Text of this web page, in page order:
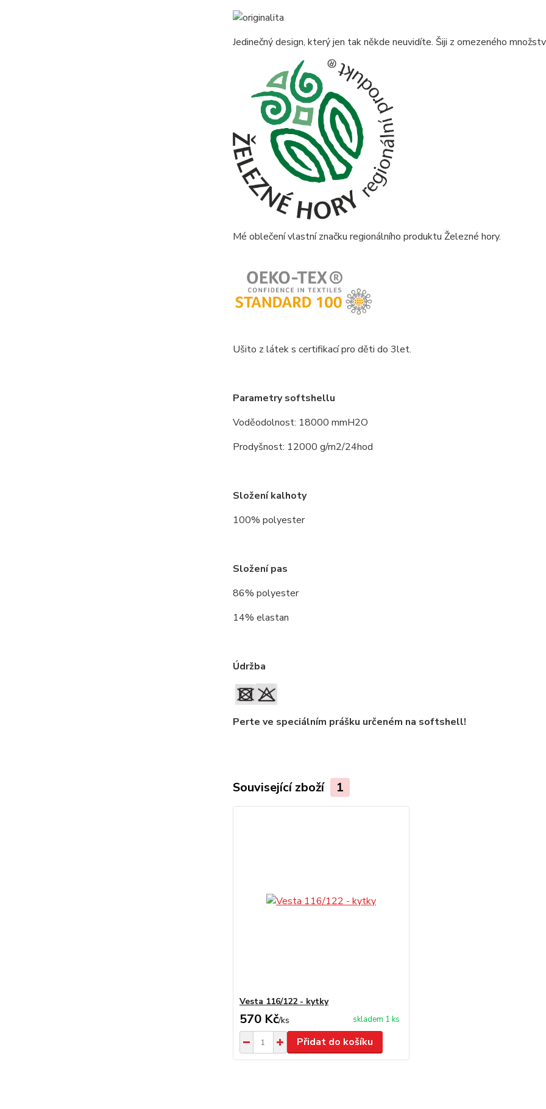
Jedinečný design, který jen tak někde neuvidíte. Šiji z omezeného
Mé oblečení vlastní značku regionálního produktu Železné hory.
Ušito z látek s certifikací pro děti do 3let.
Parametry softshellu
Voděodolnost: 18000 mmH2O
Prodyšnost: 12000 g/m2/24hod
Složení kalhoty
100% polyester
Složení pas
86% polyester
14% elastan
Údržba
Perte ve speciálním prášku určeném na softshell!
Související zboží 1
Vesta 116/122 - kytky
570 Kč/ks skladem 1 ks
Přidat do košíku